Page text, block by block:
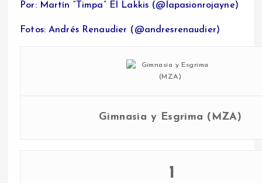
Por: Martín “Timpa” El Lakkis (@lapasionrojayne)
Fotos: Andrés Renaudier (@andresrenaudier)
Gimnasia y Esgrima (MZA)
1